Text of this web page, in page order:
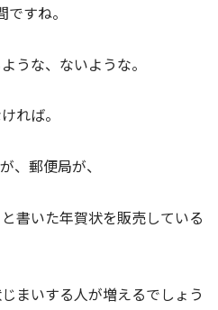
すね。
うな、ないような。
れば。
、郵便局が、
書いた年賀状を販売している
まいする人が増えるでしょう